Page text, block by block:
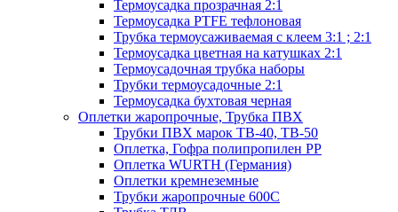
Термоусадка прозрачная 2:1
Термоусадка PTFE тефлоновая
Трубка термоусаживаемая с клеем 3:1 ; 2:1
Термоусадка цветная на катушках 2:1
Термоусадочная трубка наборы
Трубки термоусадочные 2:1
Термоусадка бухтовая черная
Оплетки жаропрочные, Трубка ПВХ
Трубки ПВХ марок ТВ-40, ТВ-50
Оплетка, Гофра полипропилен PP
Оплетка WURTH (Германия)
Оплетки кремнеземные
Трубки жаропрочные 600С